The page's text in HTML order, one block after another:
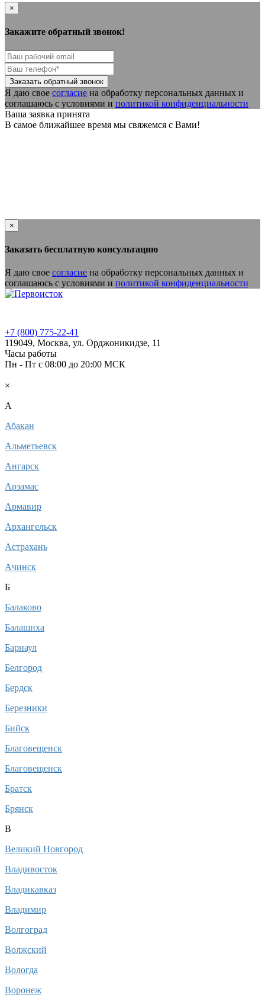
×
Закажите обратный звонок!
Я даю свое согласие на обработку персональных данных и
соглашаюсь с условиями и политикой конфиденциальности
Ваша заявка принята
В самое ближайшее время мы свяжемся с Вами!
×
Заказать бесплатную консультацию
Я даю свое согласие на обработку персональных данных и
соглашаюсь с условиями и политикой конфиденциальности
+7 (800) 775-22-41
119049, Москва, ул. Орджоникидзе, 11
Часы работы
Пн - Пт c 08:00 до 20:00 МСК
×
A
Абакан
Альметьевск
Ангарск
Арзамас
Армавир
Архангельск
Астрахань
Ачинск
Б
Балаково
Балашиха
Барнаул
Белгород
Бердск
Березники
Бийск
Благовещенск
Благовещенск
Братск
Брянск
В
Великий Новгород
Владивосток
Владикавказ
Владимир
Волгоград
Волжский
Вологда
Воронеж